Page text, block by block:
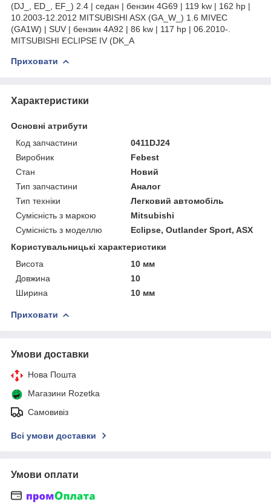
(DJ_, ED_, EF_) 2.4 | седан | бензин 4G69 | 119 kw | 162 hp |
10.2003-12.2012 MITSUBISHI ASX (GA_W_) 1.6 MIVEC
(GA1W) | SUV | бензин 4A92 | 86 kw | 117 hp | 06.2010-.
MITSUBISHI ECLIPSE IV (DK_A
Приховати
Характеристики
Основні атрибути
Код запчастини
0411DJ24
Виробник
Febest
Стан
Новий
Тип запчастини
Аналог
Тип техніки
Легковий автомобіль
Сумісність з маркою
Mitsubishi
Сумісність з моделлю
Eclipse, Outlander Sport, ASX
Користувальницькі характеристики
Висота
10 мм
Довжина
10
Ширина
10 мм
Приховати
Умови доставки
Нова Пошта
Магазини Rozetka
Самовивіз
Всі умови доставки
Умови оплати